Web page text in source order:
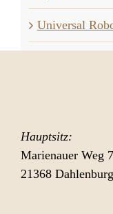
Universal
Hauptsitz:
Marienauer Weg
21368 Dahlenburg